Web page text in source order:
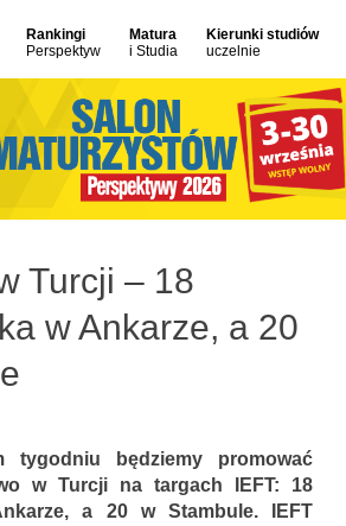
Rankingi
Perspektyw
Matura
i Studia
Kierunki studiów
uczelnie
Turcji – 18
w Ankarze, a 20
tygodniu będziemy promować
w Turcji na targach IEFT: 18
a 20 w Stambule. IEFT